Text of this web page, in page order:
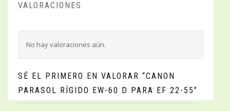
VALORACIONES
No hay valoraciones aún.
SÉ EL PRIMERO EN VALORAR “CANON
PARASOL RÍGIDO EW-60 D PARA EF 22-55”